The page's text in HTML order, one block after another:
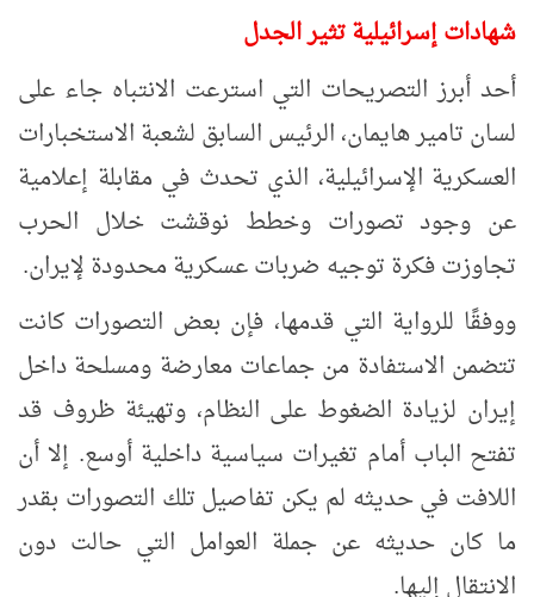
شهادات إسرائيلية تثير الجدل
أحد أبرز التصريحات التي استرعت الانتباه جاء على
لسان تامير هايمان، الرئيس السابق لشعبة الاستخبارات
العسكرية الإسرائيلية، الذي تحدث في مقابلة إعلامية
عن وجود تصورات وخطط نوقشت خلال الحرب
تجاوزت فكرة توجيه ضربات عسكرية محدودة لإيران.
ووفقًا للرواية التي قدمها، فإن بعض التصورات كانت
تتضمن الاستفادة من جماعات معارضة ومسلحة داخل
إيران لزيادة الضغوط على النظام، وتهيئة ظروف قد
تفتح الباب أمام تغيرات سياسية داخلية أوسع. إلا أن
اللافت في حديثه لم يكن تفاصيل تلك التصورات بقدر
ما كان حديثه عن جملة العوامل التي حالت دون
الانتقال إليها.